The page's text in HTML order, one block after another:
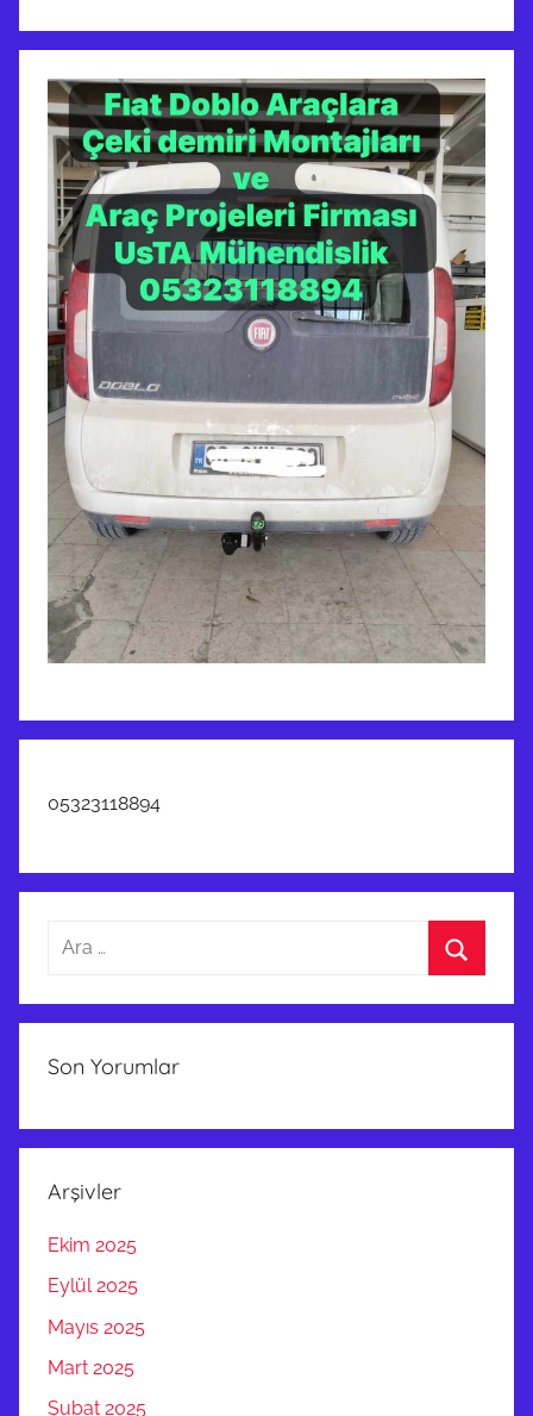
05323118894
Arama:
Son Yorumlar
Arşivler
Ekim 2025
Eylül 2025
Mayıs 2025
Mart 2025
Şubat 2025